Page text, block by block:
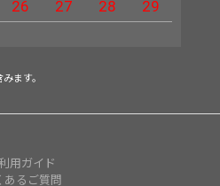
26 27 28
29
ます。
用ガイド
あるご質問